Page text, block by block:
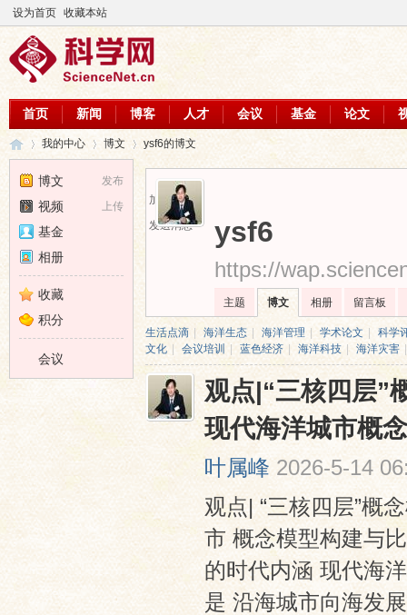
设为首页 收藏本站
首页 新闻 博客 人才 会议 基金 论文
›
我的中心 博文 ysf6的博文
加为好友
发送消息
ysf6
https://
主题 博文 相册 留言板
生活点滴 海洋生态 海洋管理 学术论文
科学
文化
会议培训 蓝色经济 海洋科技 海洋灾害
观点|“三核四层”
现代海洋城市概
叶属峰 2026-5-14
观点| “三核四层”概
市 概念模型构建与
的时代内涵 现代海
是 沿海城市向海发
发布
博文
上传
视频
基金
相册
收藏
积分
会议